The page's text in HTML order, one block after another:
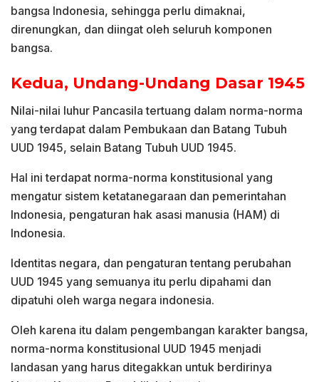
bangsa Indonesia, sehingga perlu dimaknai,
direnungkan, dan diingat oleh seluruh komponen
bangsa.
Kedua, Undang-Undang Dasar 1945
Nilai-nilai luhur Pancasila tertuang dalam norma-norma
yang terdapat dalam Pembukaan dan Batang Tubuh
UUD 1945, selain Batang Tubuh UUD 1945.
Hal ini terdapat norma-norma konstitusional yang
mengatur sistem ketatanegaraan dan pemerintahan
Indonesia, pengaturan hak asasi manusia (HAM) di
Indonesia.
Identitas negara, dan pengaturan tentang perubahan
UUD 1945 yang semuanya itu perlu dipahami dan
dipatuhi oleh warga negara indonesia.
Oleh karena itu dalam pengembangan karakter bangsa,
norma-norma konstitusional UUD 1945 menjadi
landasan yang harus ditegakkan untuk berdirinya